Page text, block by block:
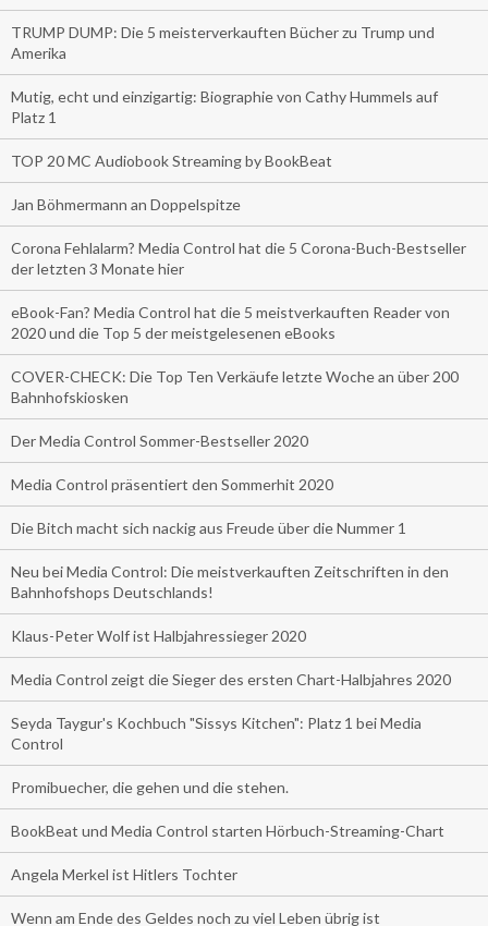
TRUMP DUMP: Die 5 meisterverkauften Bücher zu Trump und
Amerika
Mutig, echt und einzigartig: Biographie von Cathy Hummels auf
Platz 1
TOP 20 MC Audiobook Streaming by BookBeat
Jan Böhmermann an Doppelspitze
Corona Fehlalarm? Media Control hat die 5 Corona-Buch-Bestseller
der letzten 3 Monate hier
eBook-Fan? Media Control hat die 5 meistverkauften Reader von
2020 und die Top 5 der meistgelesenen eBooks
COVER-CHECK: Die Top Ten Verkäufe letzte Woche an über 200
Bahnhofskiosken
Der Media Control Sommer-Bestseller 2020
Media Control präsentiert den Sommerhit 2020
Die Bitch macht sich nackig aus Freude über die Nummer 1
Neu bei Media Control: Die meistverkauften Zeitschriften in den
Bahnhofshops Deutschlands!
Klaus-Peter Wolf ist Halbjahressieger 2020
Media Control zeigt die Sieger des ersten Chart-Halbjahres 2020
Seyda Taygur's Kochbuch "Sissys Kitchen": Platz 1 bei Media
Control
Promibuecher, die gehen und die stehen.
BookBeat und Media Control starten Hörbuch-Streaming-Chart
Angela Merkel ist Hitlers Tochter
Wenn am Ende des Geldes noch zu viel Leben übrig ist